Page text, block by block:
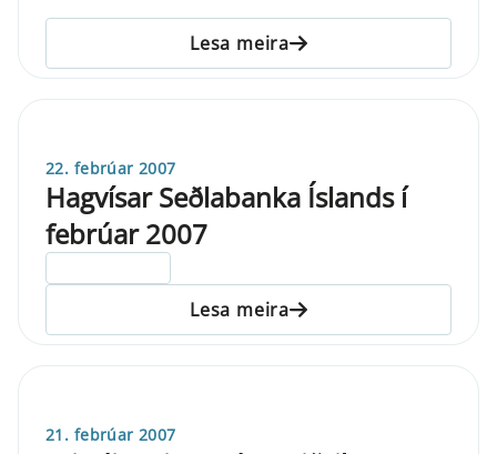
Lesa meira
22. febrúar 2007
Hagvísar Seðlabanka Íslands í
febrúar 2007
Lesa meira
21. febrúar 2007